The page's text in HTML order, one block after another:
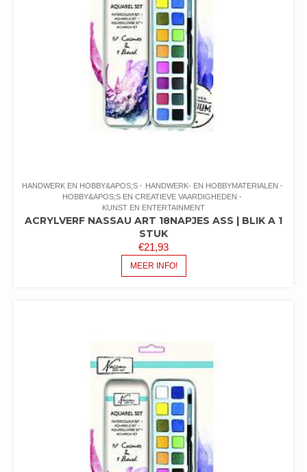
HANDWERK EN HOBBY&APOS;S
HANDWERK- EN HOBBYMATERIALEN
HOBBY&APOS;S EN CREATIEVE VAARDIGHEDEN
KUNST EN ENTERTAINMENT
ACRYLVERF NASSAU ART 18NAPJES ASS | BLIK A 1
STUK
€21,93
MEER INFO!